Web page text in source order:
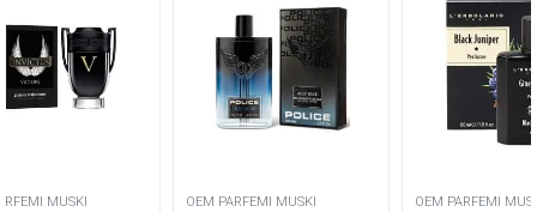
MUSKI OEM PARFEMI MUSKI OEM PARFEMI